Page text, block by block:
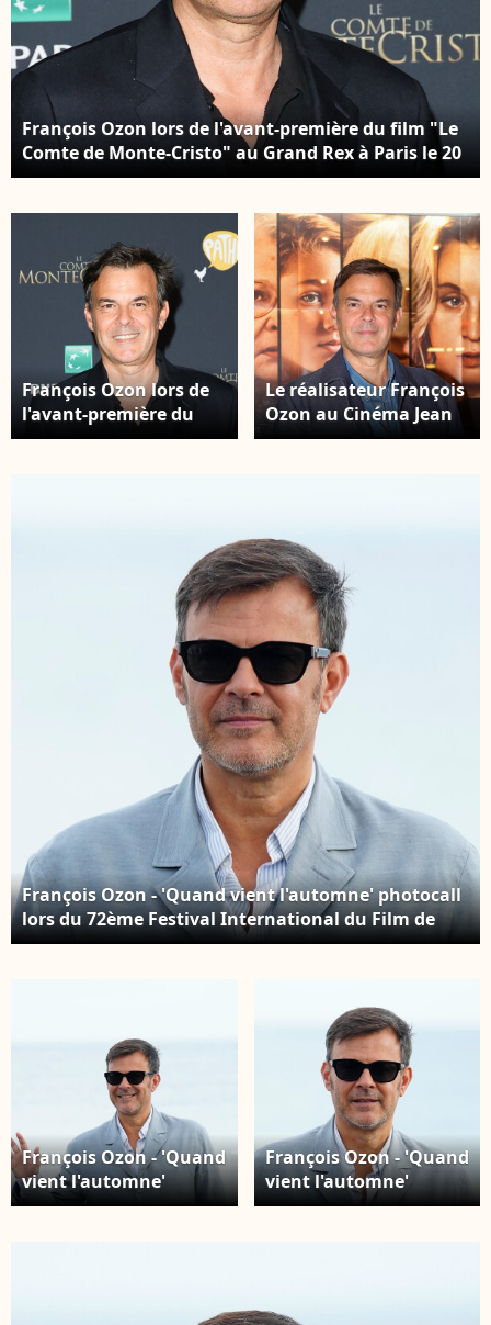
François Ozon lors de l'avant-première du film "Le
Comte de Monte-Cristo" au Grand Rex à Paris le 20
juin 2024. © Coadic Guirec / Olivier Borde /
de Monte Cristo " au Grand Rex à Paris le 20 juin
François Ozon lors de
l'avant-première du
film "Le Comte de
Bestimage Belgique
Première du film " Le
Comte de Monte Cristo
" au Grand Rex à Paris
Le réalisateur François
Ozon au Cinéma Jean
Eustache à Pessac en
film 'Quand vient
l'automne". © Jean-
Marc Lhomer /
Bestimage
François Ozon - 'Quand vient l'automne' photocall
lors du 72ème Festival International du Film de
San Sebastian.San Sebastian - 22 septembre 2024.
François Ozon - 'Quand
vient l'automne'
photocall lors du
François Ozon - 'Quand
vient l'automne'
photocall lors du